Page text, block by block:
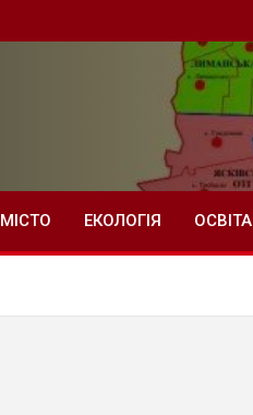
МІСТО ЕКОЛОГІЯ ОСВІТА